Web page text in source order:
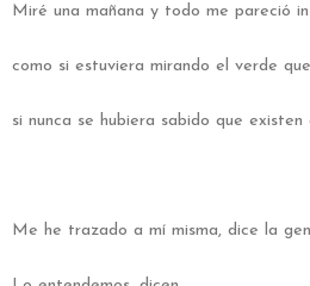
Miré una mañana y todo me pareció
como si estuviera mirando el verde
si nunca se hubiera sabido que existen
Me he trazado a mí misma, dice la